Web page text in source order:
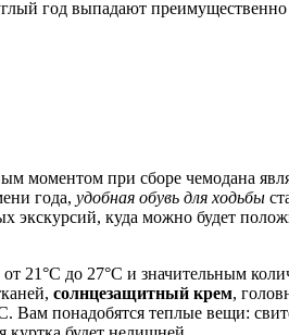
год выпадают
моментом при сборе чемодана
года, удобная обувь для ходьбы
экскурсий, куда можно будет
21°C до 27°C и значительным
солнцезащитный крем,
Вам понадобятся теплые вещи: